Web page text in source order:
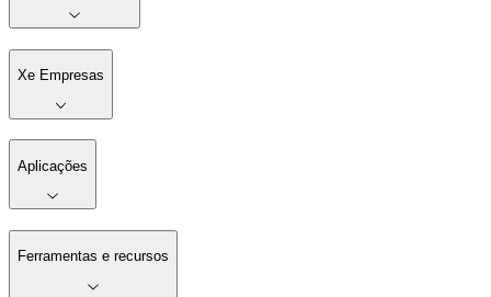
Xe Empresas
Aplicações
Ferramentas e recursos